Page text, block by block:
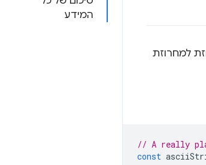
המידע
למחרוזת
// A really
const